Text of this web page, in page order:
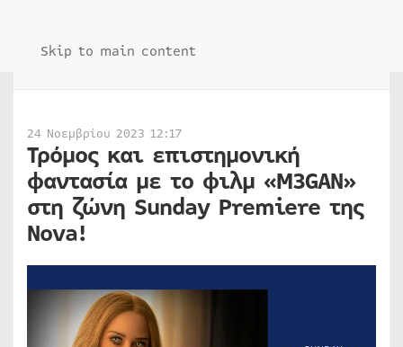
Skip to main content
24 Νοεμβρίου 2023 12:17
Τρόμος και επιστημονική
φαντασία με το φιλμ «Μ3GAN»
στη ζώνη Sunday Premiere της
Nova!